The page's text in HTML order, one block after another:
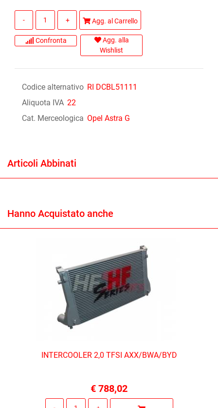
Agg. al Carrello
Confronta
Agg. alla
Wishlist
Codice alternativo RI DCBL51111
Aliquota IVA 22
Cat. Merceologica Opel Astra G
Articoli Abbinati
Hanno Acquistato anche
INTERCOOLER 2,0 TFSI AXX/BWA/BYD
€ 788,02